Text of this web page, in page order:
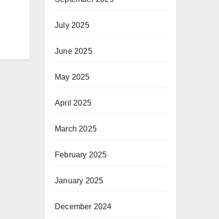
July 2025
June 2025
May 2025
April 2025
March 2025
February 2025
January 2025
December 2024